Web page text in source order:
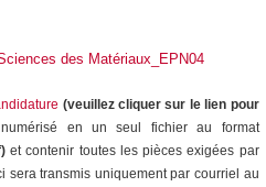
des Matériaux_EPN04
(veuillez cliquer sur le lien pour
en un seul fichier au format
et contenir toutes les pièces exigées par
sera transmis uniquement par courriel au